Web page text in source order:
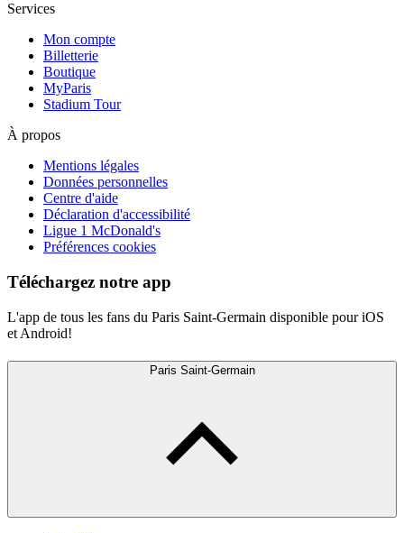
Services
Mon compte
Billetterie
Boutique
MyParis
Stadium Tour
À propos
Mentions légales
Données personnelles
Centre d'aide
Déclaration d'accessibilité
Ligue 1 McDonald's
Préférences cookies
Téléchargez notre app
L'app de tous les fans du Paris Saint-Germain disponible pour iOS
et Android!
Paris Saint-Germain